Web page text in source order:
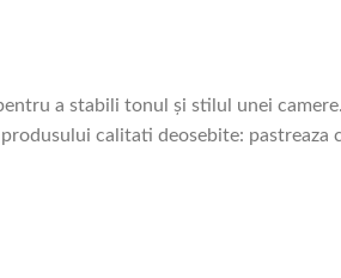
a stabili tonul și stilul unei
calitati deosebite: